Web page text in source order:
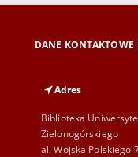
DANE KONTAKTOWE
Adres
Biblioteka
Zielonogórskiego
al. Wojska Polskiego